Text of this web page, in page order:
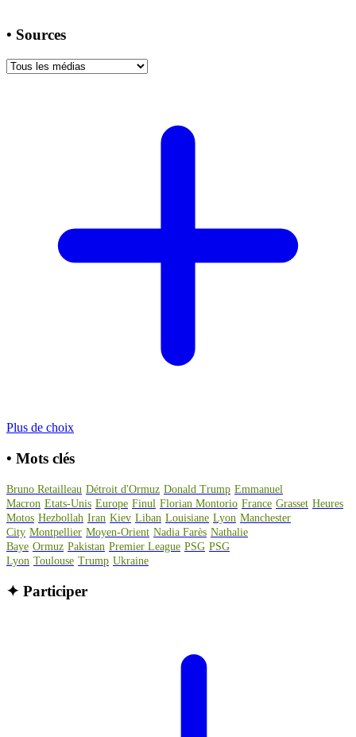
• Sources
Plus de choix
• Mots clés
Bruno Retailleau Détroit d'Ormuz Donald Trump Emmanuel
Macron Etats-Unis Europe Finul Florian Montorio France Grasset Heures
Motos Hezbollah Iran Kiev Liban Louisiane Lyon Manchester
City Montpellier Moyen-Orient Nadia Farès Nathalie
Baye Ormuz Pakistan Premier League PSG PSG
Lyon Toulouse Trump Ukraine
✦ Participer